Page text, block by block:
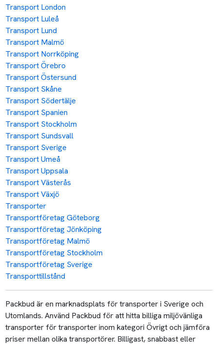
Transport London
Transport Luleå
Transport Lund
Transport Malmö
Transport Norrköping
Transport Örebro
Transport Östersund
Transport Skåne
Transport Södertälje
Transport Spanien
Transport Stockholm
Transport Sundsvall
Transport Sverige
Transport Umeå
Transport Uppsala
Transport Västerås
Transport Växjö
Transporter
Transportföretag Göteborg
Transportföretag Jönköping
Transportföretag Malmö
Transportföretag Stockholm
Transportföretag Sverige
Transporttillstånd
Packbud är en marknadsplats för transporter i Sverige och
Utomlands. Använd Packbud för att hitta billiga miljövänliga
transporter för transporter inom kategori Övrigt och jämföra
priser mellan olika transportörer. Billigast, snabbast eller